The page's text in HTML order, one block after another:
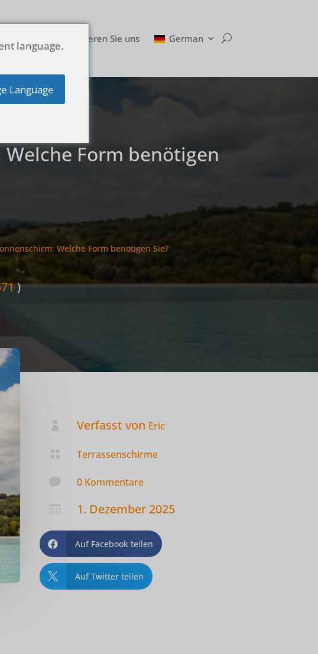
Kontaktieren Sie uns German
Form benötigen
Welche Form benötigen Sie?
)
 Verfasst von Eric
 Terrassenschirme
 0 Kommentare
 1. Dezember 2025
 Auf Facebook teilen
 Auf Twitter teilen
language.
Language